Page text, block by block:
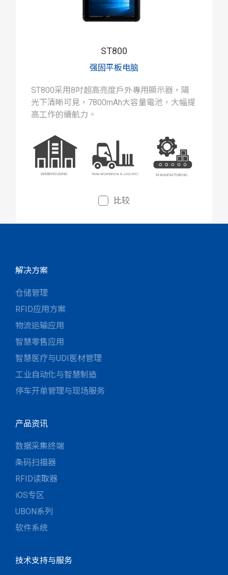
ST800
强固平板电脑
ST800采用8吋超高亮度戶外專用顯示器，陽
光下清晰可見，7800mAh大容量電池，大幅提
高工作的續航力。
比较
解决方案
仓储管理
RFID应用方案
物流运输应用
智慧零售应用
智慧医疗与UDI医材管理
工业自动化与智慧制造
停车开单管理与现场服务
产品资讯
数据采集终端
条码扫描器
RFID读取器
iOS专区
UBON系列
软件系统
技术支持与服务